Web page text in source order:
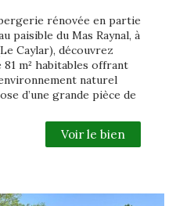
rénovée en partie
paisible du Mas Raynal, à
Caylar), découvrez
m² habitables offrant
naturel
d’une grande pièce de
Voir le bien